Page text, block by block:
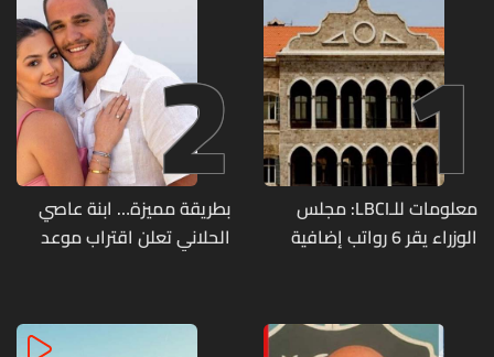
1
معلومات للـLBCI: مجلس
الوزراء يقر 6 رواتب إضافية
منذ آذار
2
بطريقة مميزة… ابنة عاصي
الحلاني تعلن اقتراب موعد